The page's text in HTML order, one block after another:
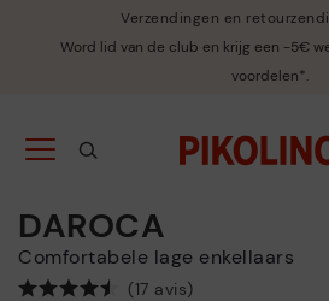
Verzendingen en
Word lid van de club en krijg een -5€
voordelen*.
DAROCA
Comfortabele lage enkellaars
(17 avis)